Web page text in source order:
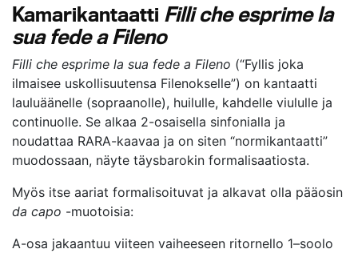
Kamarikantaatti Filli che esprime la
sua fede a Fileno
Filli che esprime la sua fede a Fileno (“Fyllis joka
ilmaisee uskollisuutensa Filenokselle”) on kantaatti
lauluäänelle (sopraanolle), huilulle, kahdelle viululle ja
continuolle. Se alkaa 2-osaisella sinfonialla ja
noudattaa RARA-kaavaa ja on siten “normikantaatti”
muodossaan, näyte täysbarokin formalisaatiosta.
Myös itse aariat formalisoituvat ja alkavat olla pääosin
da capo -muotoisia:
A-osa jakaantuu viiteen vaiheeseen ritornello 1–soolo